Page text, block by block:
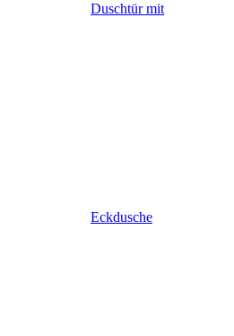
Duschtür mit
Eckdusche